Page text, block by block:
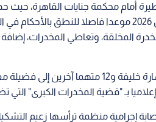
أمام محكمة جنايات القاهرة، حيث
المنعقدة بالتجمع الخامس يوم الخامس من سبتمبر/أيلول 2026 موعدا فاصلا
المخلقة، وتعاطي المخدرات،
وفي أبرز التطورات القضائية، قررت المحكمة إحالة أوراق سارة خليفة
"قضية المخدرات الكبرى" التي تضم 28
إجرامية منظمة ترأسها زعيم